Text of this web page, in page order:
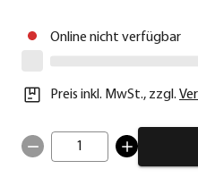
Online nicht verfügbar
Preis inkl. MwSt., zzgl.
1